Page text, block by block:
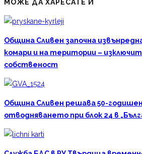
МОЖЕ ДА ХАРЕСАТЕ И
Община Сливен започна
комари и на територии –
собственост
Община Сливен решава 50-
отводняването при блок 24 в